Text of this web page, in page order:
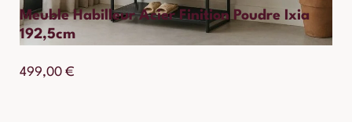
Meuble Habilleur Acier Finition Poudre Ixia
192,5cm
499,00 €